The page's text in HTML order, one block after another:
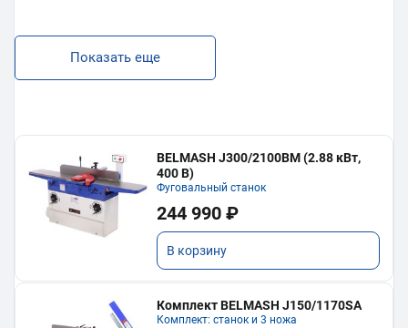
Показать еще
BELMASH J300/2100ВМ (2.88 кВт,
400 В)
Фуговальный станок
244 990 ₽
В корзину
Комплект BELMASH J150/1170SA
Комплект: станок и 3 ножа